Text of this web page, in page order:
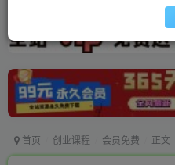
首页 创业课程 会员免费 正文